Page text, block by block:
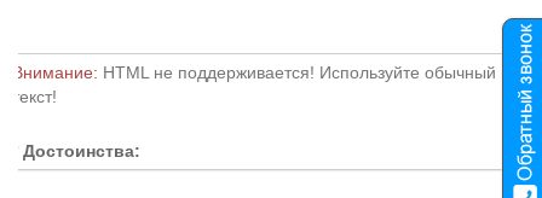
Внимание: HTML не поддерживается! Используйте обычный
текст!
Достоинства: